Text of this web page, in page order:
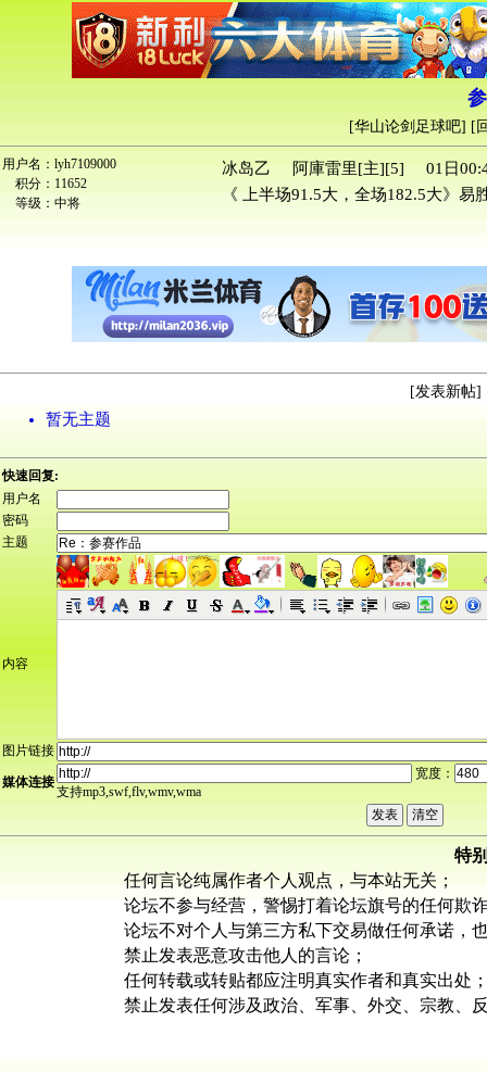
[华山论剑足球吧] [
用户名： lyh7109000
积分： 11652
等级： 中将
冰岛乙 阿庫雷里[主][5] 01日
《 上半场91.5大，全场182.5大》易
[发表新帖]
暂无主题
快速回复:
用户名
密码
主题
内容
图片链接
媒体连接
宽度：
支持mp3,swf,flv,wmv,wma
特
任何言论纯属作者个人观点，与本站无关；
论坛不参与经营，警惕打着论坛旗号的任何欺
论坛不对个人与第三方私下交易做任何承诺，
禁止发表恶意攻击他人的言论；
任何转载或转贴都应注明真实作者和真实出处
禁止发表任何涉及政治、军事、外交、宗教、